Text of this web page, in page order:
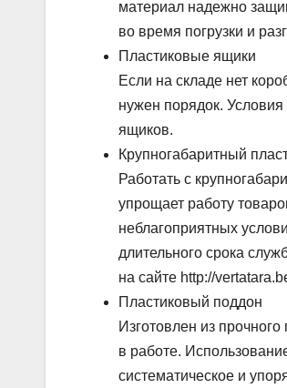
материал надежно
во время погрузки и
Пластиковые ящики
Если на складе нет
нужен порядок.
ящиков.
Крупногабаритный
Работать с
упрощает работу
неблагоприятных
длительного срока
на сайте http://
Пластиковый поддон
Изготовлен из
в работе.
систематическое и